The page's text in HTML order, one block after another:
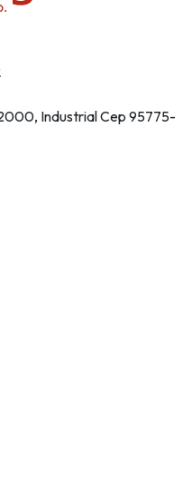
Industrial Cep 95775-